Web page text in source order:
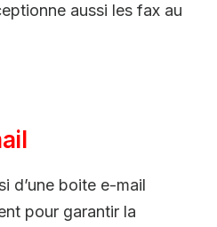
aussi les fax au
d’une boite e-mail
pour garantir la